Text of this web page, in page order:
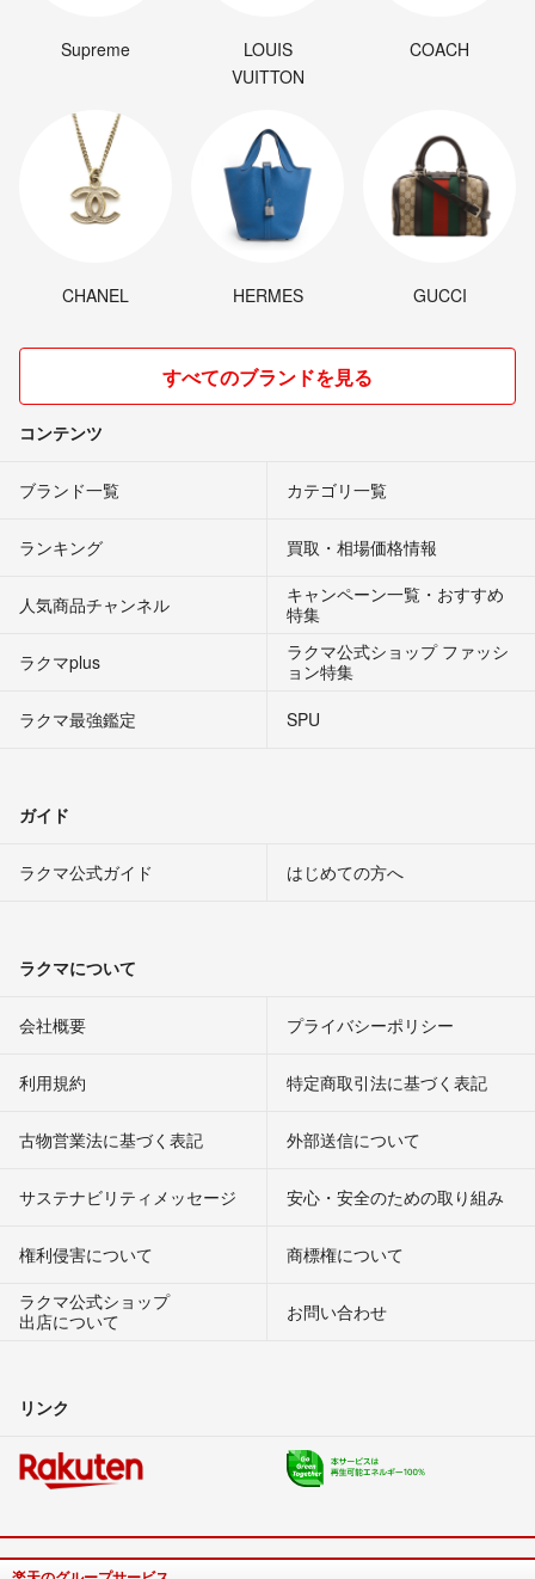
Supreme
LOUIS
VUITTON
COACH
CHANEL HERMES GUCCI
すべてのブランドを見る
コンテンツ
ブランド一覧 カテゴリ一覧
ランキング 買取・相場価格情報
人気商品チャンネル
キャンペーン一覧・おすすめ
特集
ラクマplus
ラクマ公式ショップ ファッシ
ョン特集
ラクマ最強鑑定
SPU
ガイド
ラクマ公式ガイド はじめての方へ
ラクマについて
会社概要 プライバシーポリシー
利用規約 特定商取引法に基づく表記
古物営業法に基づく表記 外部送信について
サステナビリティメッセージ 安心・安全のための取り組み
権利侵害について
商標権について
ラクマ公式ショップ
出店について
お問い合わせ
リンク